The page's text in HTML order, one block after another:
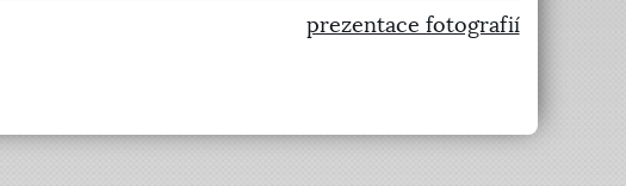
prezentace fotografií